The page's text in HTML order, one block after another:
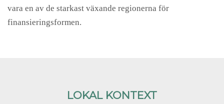
vara en av de starkast växande regionerna för
finansieringsformen.
LOKAL KONTEXT